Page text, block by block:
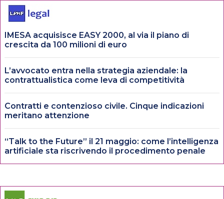
IMESA acquisisce EASY 2000, al via il piano di
crescita da 100 milioni di euro
L’avvocato entra nella strategia aziendale: la
contrattualistica come leva di competitività
Contratti e contenzioso civile. Cinque indicazioni
meritano attenzione
“Talk to the Future” il 21 maggio: come l’intelligenza
artificiale sta riscrivendo il procedimento penale